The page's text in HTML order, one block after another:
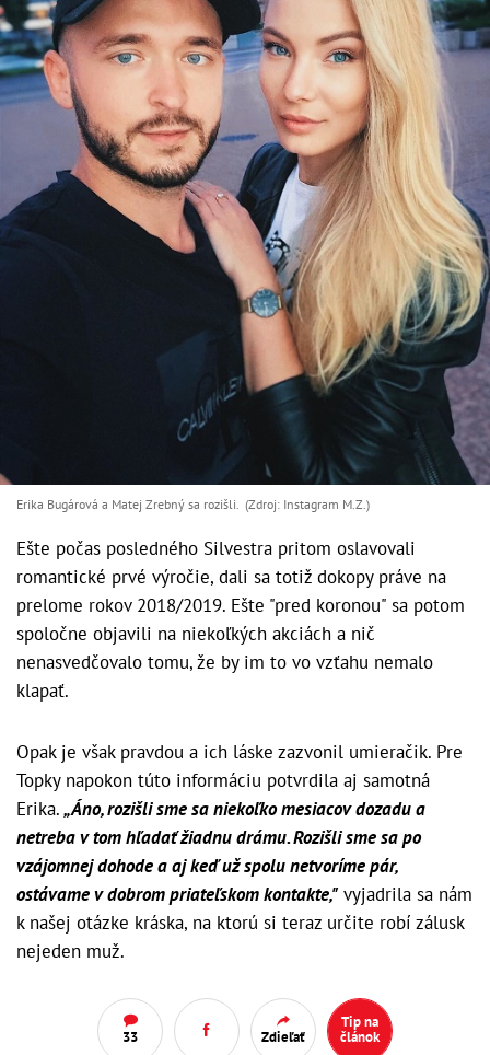
Erika Bugárová a Matej Zrebný sa rozišli. (Zdroj: Instagram M.Z.)
Ešte počas posledného Silvestra pritom oslavovali
romantické prvé výročie, dali sa totiž dokopy práve na
prelome rokov 2018/2019. Ešte "pred koronou" sa potom
spoločne objavili na niekoľkých akciách a nič
nenasvedčovalo tomu, že by im to vo vzťahu nemalo
klapať.
Opak je však pravdou a ich láske zazvonil umieračik. Pre
Topky napokon túto informáciu potvrdila aj samotná
Erika.„Áno, rozišli sme sa niekoľko mesiacov dozadu a
netreba v tom hľadať žiadnu drámu. Rozišli sme sa po
vzájomnej dohode a aj keď už spolu netvoríme pár,
ostávame v dobrom priateľskom kontakte," vyjadrila sa nám
k našej otázke kráska, na ktorú si teraz určite robí zálusk
nejeden muž.
33 Zdieľať
Tip na
článok